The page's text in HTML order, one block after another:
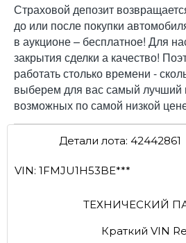
Страховой депозит
до или после покупки
в аукционе – бесплатное! Для
закрытия сделки а качество!
работать столько времени -
выберем для вас самый лучший
возможных по самой низкой
Детали лота: 42442861
VIN: 1FMJU1H53BE***
ТЕХНИЧЕСКИЙ
Краткий VIN